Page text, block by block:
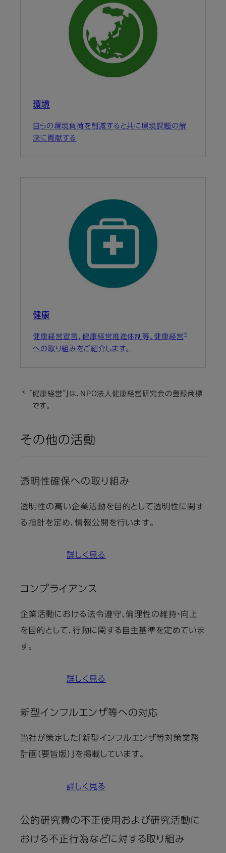
環境
自らの環境負荷を削減すると共に環境課題の解
決に貢献する
健康
健康経営宣言、健康経営推進体制等、健康経営®
への取り組みをご紹介します。
* 「健康経営 ®
」は、NPO法人健康経営研究会の登録商標
です。
その他の活動
透明性確保への取り組み
透明性の高い企業活動を目的として透明性に関す
る指針を定め、情報公開を行います。
詳しく見る
コンプライアンス
企業活動における法令遵守、倫理性の維持・向上
を目的として、行動に関する自主基準を定めていま
す。
詳しく見る
新型インフルエンザ等への対応
当社が策定した「新型インフルエンザ等対策業務
計画（要旨版）」を掲載しています。
詳しく見る
公的研究費の不正使用および研究活動に
おける不正行為などに対する取り組み